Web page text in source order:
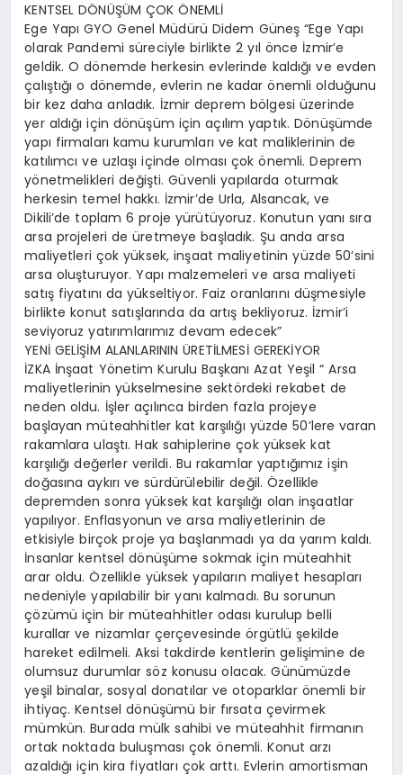
KENTSEL DÖNÜŞÜM ÇOK ÖNEMLİ
Ege Yapı GYO Genel Müdürü Didem Güneş “Ege Yapı
olarak Pandemi süreciyle birlikte 2 yıl önce İzmir’e
geldik. O dönemde herkesin evlerinde kaldığı ve evden
çalıştığı o dönemde, evlerin ne kadar önemli olduğunu
bir kez daha anladık. İzmir deprem bölgesi üzerinde
yer aldığı için dönüşüm için açılım yaptık. Dönüşümde
yapı firmaları kamu kurumları ve kat maliklerinin de
katılımcı ve uzlaşı içinde olması çok önemli. Deprem
yönetmelikleri değişti. Güvenli yapılarda oturmak
herkesin temel hakkı. İzmir’de Urla, Alsancak, ve
Dikili’de toplam 6 proje yürütüyoruz. Konutun yanı sıra
arsa projeleri de üretmeye başladık. Şu anda arsa
maliyetleri çok yüksek, inşaat maliyetinin yüzde 50’sini
arsa oluşturuyor. Yapı malzemeleri ve arsa maliyeti
satış fiyatını da yükseltiyor. Faiz oranlarını düşmesiyle
birlikte konut satışlarında da artış bekliyoruz. İzmir’i
seviyoruz yatırımlarımız devam edecek”
YENİ GELİŞİM ALANLARININ ÜRETİLMESİ GEREKİYOR
İZKA İnşaat Yönetim Kurulu Başkanı Azat Yeşil “ Arsa
maliyetlerinin yükselmesine sektördeki rekabet de
neden oldu. İşler açılınca birden fazla projeye
başlayan müteahhitler kat karşılığı yüzde 50’lere varan
rakamlara ulaştı. Hak sahiplerine çok yüksek kat
karşılığı değerler verildi. Bu rakamlar yaptığımız işin
doğasına aykırı ve sürdürülebilir değil. Özellikle
depremden sonra yüksek kat karşılığı olan inşaatlar
yapılıyor. Enflasyonun ve arsa maliyetlerinin de
etkisiyle birçok proje ya başlanmadı ya da yarım kaldı.
İnsanlar kentsel dönüşüme sokmak için müteahhit
arar oldu. Özellikle yüksek yapıların maliyet hesapları
nedeniyle yapılabilir bir yanı kalmadı. Bu sorunun
çözümü için bir müteahhitler odası kurulup belli
kurallar ve nizamlar çerçevesinde örgütlü şekilde
hareket edilmeli. Aksi takdirde kentlerin gelişimine de
olumsuz durumlar söz konusu olacak. Günümüzde
yeşil binalar, sosyal donatılar ve otoparklar önemli bir
ihtiyaç. Kentsel dönüşümü bir fırsata çevirmek
mümkün. Burada mülk sahibi ve müteahhit firmanın
ortak noktada buluşması çok önemli. Konut arzı
azaldığı için kira fiyatları çok arttı. Evlerin amortisman